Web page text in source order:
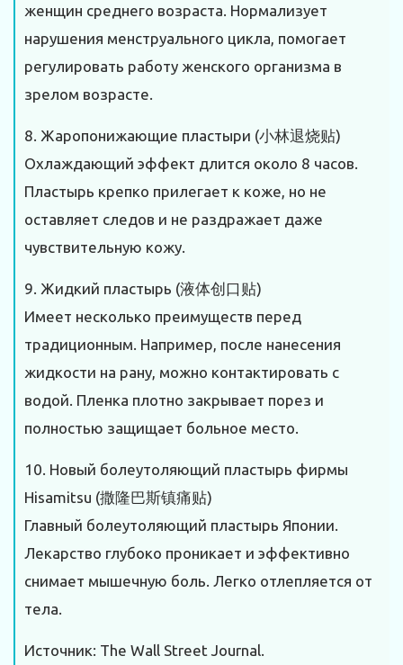
женщин среднего возраста. Нормализует
нарушения менструального цикла, помогает
регулировать работу женского организма в
зрелом возрасте.
8. Жаропонижающие пластыри (小林退烧贴)
Охлаждающий эффект длится около 8 часов.
Пластырь крепко прилегает к коже, но не
оставляет следов и не раздражает даже
чувствительную кожу.
9. Жидкий пластырь (液体创口贴)
Имеет несколько преимуществ перед
традиционным. Например, после нанесения
жидкости на рану, можно контактировать с
водой. Пленка плотно закрывает порез и
полностью защищает больное место.
10. Новый болеутоляющий пластырь фирмы
Hisamitsu (撒隆巴斯镇痛贴)
Главный болеутоляющий пластырь Японии.
Лекарство глубоко проникает и эффективно
снимает мышечную боль. Легко отлепляется от
тела.
Источник: The Wall Street Journal.